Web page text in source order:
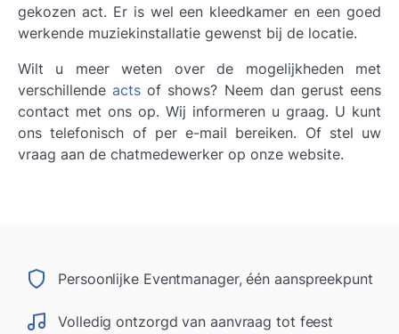
gekozen act. Er is wel een kleedkamer en een goed
werkende muziekinstallatie gewenst bij de locatie.
Wilt u meer weten over de mogelijkheden met
verschillendeacts of shows? Neem dan gerust eens
contact met ons op. Wij informeren u graag. U kunt
ons telefonisch of per e-mail bereiken. Of stel uw
vraag aan de chatmedewerker op onze website.
Persoonlijke Eventmanager, één aanspreekpunt
Volledig ontzorgd van aanvraag tot feest